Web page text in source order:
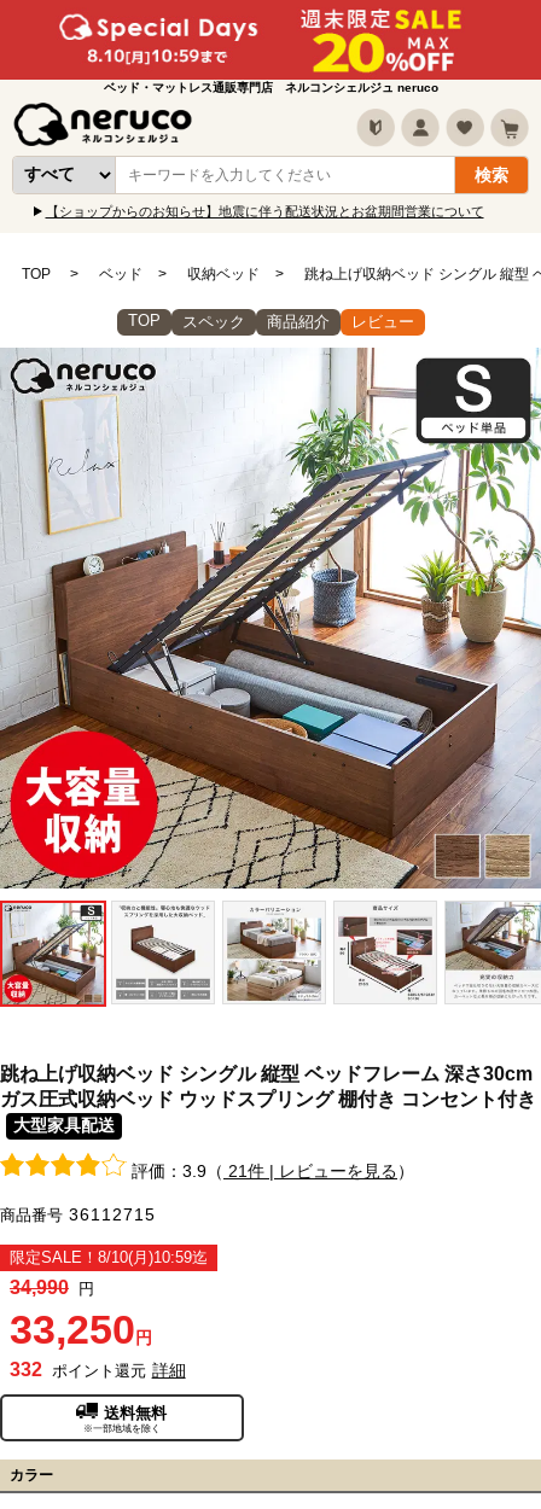
ベッド・マットレス通販専門店 ネルコンシェルジュ neruco
【ショップからのお知らせ】地震に伴う配送状況とお盆期間営業について
TOP ベッド 収納ベッド 跳ね上げ収納ベッド シングル 縦型
TOP スペック 商品紹介 レビュー
跳ね上げ収納ベッド シングル 縦型 ベッドフレーム 深さ30cm
ガス圧式収納ベッド ウッドスプリング 棚付き コンセント付き
大型家具配送
評価：3.9（ 21件 | レビューを見る）
商品番号 36112715
限定SALE！8/10(月)10:59迄
34,990 円
33,250 円
332 ポイント還元 詳細
送料無料
※一部地域を除く
カラー